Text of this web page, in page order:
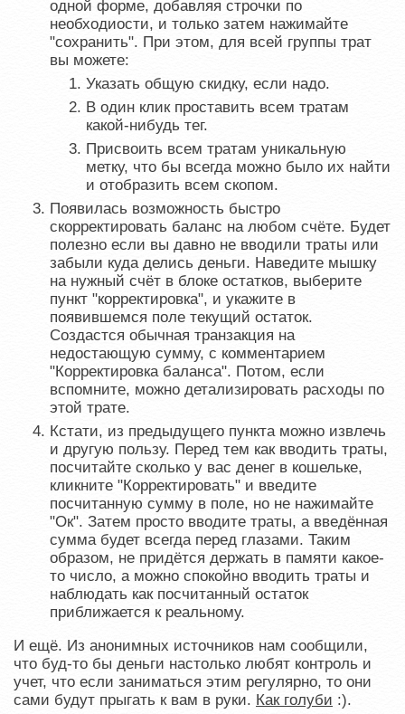
одной форме, добавляя строчки по
необходиости, и только затем нажимайте
"сохранить". При этом, для всей группы трат
вы можете:
Указать общую скидку, если надо.
В один клик проставить всем тратам
какой-нибудь тег.
Присвоить всем тратам уникальную
метку, что бы всегда можно было их найти
и отобразить всем скопом.
Появилась возможность быстро
скорректировать баланс на любом счёте. Будет
полезно если вы давно не вводили траты или
забыли куда делись деньги. Наведите мышку
на нужный счёт в блоке остатков, выберите
пункт "корректировка", и укажите в
появившемся поле текущий остаток.
Создастся обычная транзакция на
недостающую сумму, с комментарием
"Корректировка баланса". Потом, если
вспомните, можно детализировать расходы по
этой трате.
Кстати, из предыдущего пункта можно извлечь
и другую пользу. Перед тем как вводить траты,
посчитайте сколько у вас денег в кошельке,
кликните "Корректировать" и введите
посчитанную сумму в поле, но не нажимайте
"Ок". Затем просто вводите траты, а введённая
сумма будет всегда перед глазами. Таким
образом, не придётся держать в памяти какое-
то число, а можно спокойно вводить траты и
наблюдать как посчитанный остаток
приближается к реальному.
И ещё. Из анонимных источников нам сообщили,
что буд-то бы деньги настолько любят контроль и
учет, что если заниматься этим регулярно, то они
сами будут прыгать к вам в руки. Как голуби :).